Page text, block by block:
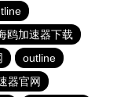
鸥加速器下载
outline
器官网